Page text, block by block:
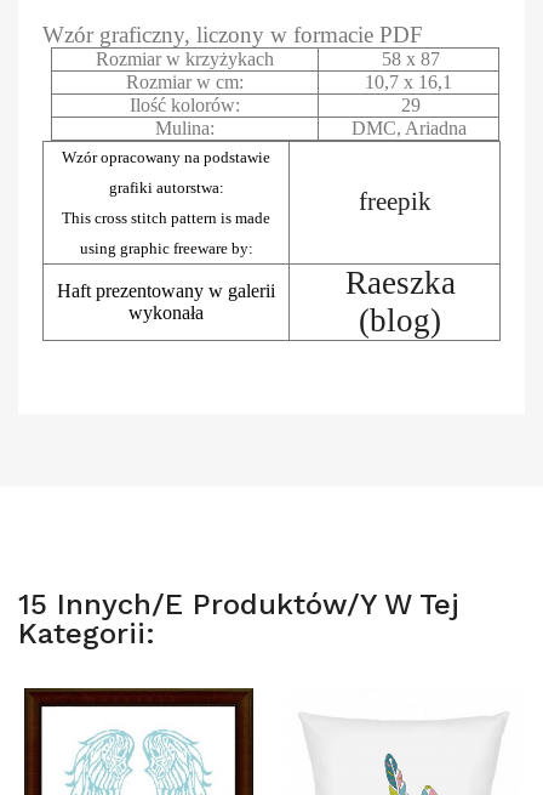
Wzór graficzny, liczony w formacie PDF
Rozmiar w krzyżykach
58 x 87
Rozmiar w cm:
10,7 x 16,1
Ilość kolorów:
29
Mulina:
DMC, Ariadna
Wzór opracowany na podstawie
grafiki autorstwa:
This cross stitch pattern is made
using graphic freeware by:
freepik
Haft prezentowany w galerii
wykonała
Raeszka
(blog)
15 Innych/e Produktów/y W Tej
Kategorii: